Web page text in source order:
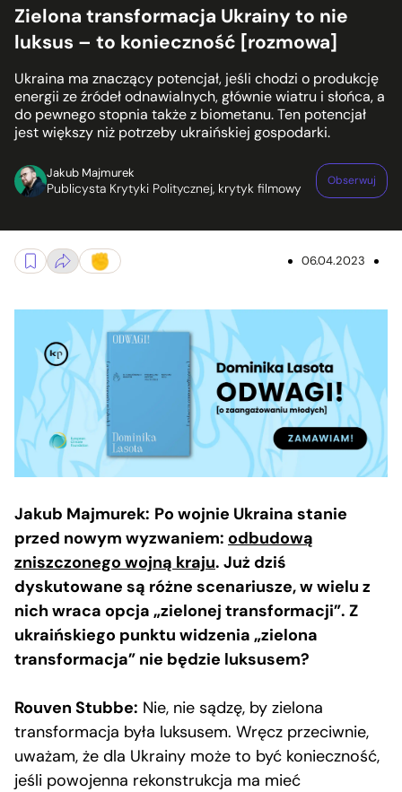
Zielona transformacja Ukrainy to nie
luksus – to konieczność [rozmowa]
Ukraina ma znaczący potencjał, jeśli chodzi o produkcję
energii ze źródeł odnawialnych, głównie wiatru i słońca, a
do pewnego stopnia także z biometanu. Ten potencjał
jest większy niż potrzeby ukraińskiej gospodarki.
Jakub Majmurek
Publicysta Krytyki Politycznej, krytyk filmowy Obserwuj
06.04.2023
Jakub Majmurek: Po wojnie Ukraina stanie
przed nowym wyzwaniem: odbudową
zniszczonego wojną kraju. Już dziś
dyskutowane są różne scenariusze, w wielu z
nich wraca opcja „zielonej transformacji”. Z
ukraińskiego punktu widzenia „zielona
transformacja” nie będzie luksusem?
Rouven Stubbe: Nie, nie sądzę, by zielona
transformacja była luksusem. Wręcz przeciwnie,
uważam, że dla Ukrainy może to być konieczność,
jeśli powojenna rekonstrukcja ma mieć